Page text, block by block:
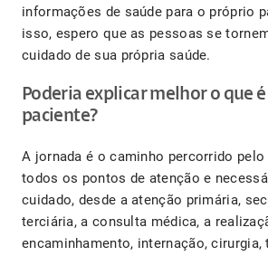
informações de saúde para o próprio
isso, espero que as pessoas se
cuidado de sua própria saúde.
Poderia explicar melhor o que
paciente?
A jornada é o caminho percorrido pelo
todos os pontos de atenção e
cuidado, desde a atenção primária,
terciária, a consulta médica, a
encaminhamento, internação, cirurgia,